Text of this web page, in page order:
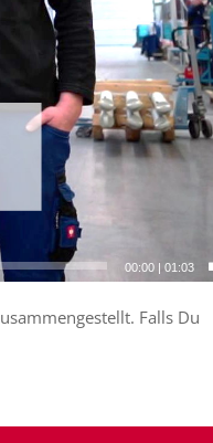
00:00 01:03
Falls Du